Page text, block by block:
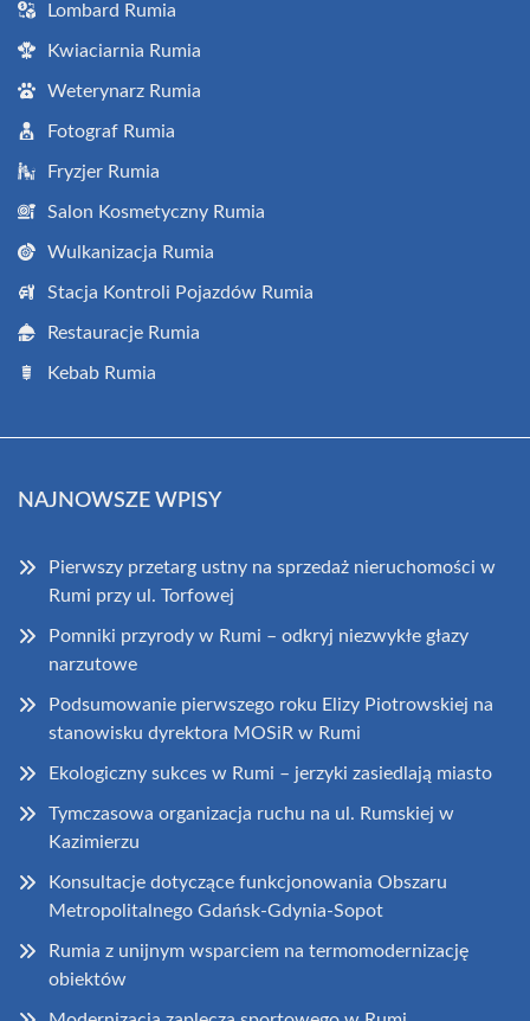
Lombard Rumia
Kwiaciarnia Rumia
Weterynarz Rumia
Fotograf Rumia
Fryzjer Rumia
Salon Kosmetyczny Rumia
Wulkanizacja Rumia
Stacja Kontroli Pojazdów Rumia
Restauracje Rumia
Kebab Rumia
NAJNOWSZE WPISY
Pierwszy przetarg ustny na sprzedaż nieruchomości w
Rumi przy ul. Torfowej
Pomniki przyrody w Rumi – odkryj niezwykłe głazy
narzutowe
Podsumowanie pierwszego roku Elizy Piotrowskiej na
stanowisku dyrektora MOSiR w Rumi
Ekologiczny sukces w Rumi – jerzyki zasiedlają miasto
Tymczasowa organizacja ruchu na ul. Rumskiej w
Kazimierzu
Konsultacje dotyczące funkcjonowania Obszaru
Metropolitalnego Gdańsk-Gdynia-Sopot
Rumia z unijnym wsparciem na termomodernizację
obiektów